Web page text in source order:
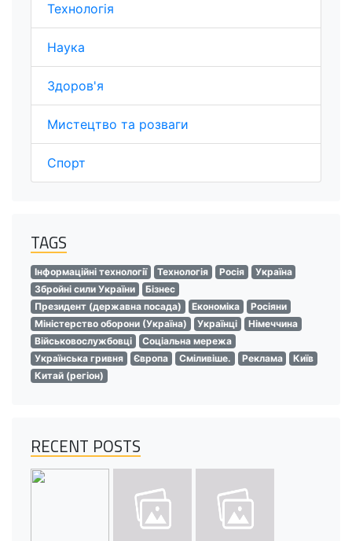
Технологія
Наука
Здоров'я
Мистецтво та розваги
Спорт
TAGS
Інформаційні технології Технологія Росія
Україна
Збройні сили України
Бізнес
Президент (державна посада)
Економіка
Росіяни
Міністерство оборони (Україна)
Українці
Німеччина
Військовослужбовці
Соціальна мережа
Українська гривня
Європа Сміливіше. Реклама
Київ
Китай (регіон)
RECENT POSTS